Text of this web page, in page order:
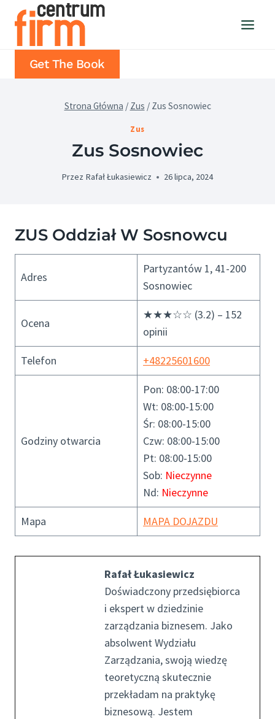
Przejdź
Get The Book
Strona Główna / Zus / Zus Sosnowiec
Zus
Zus Sosnowiec
Przez Rafał Łukasiewicz 26 lipca, 2024
ZUS Oddział W Sosnowcu
Adres
Partyzantów 1, 41-200
Sosnowiec
Ocena
★★★☆☆ (3.2) – 152
opinii
Telefon +48225601600
Godziny otwarcia
Pon: 08:00-17:00
Wt: 08:00-15:00
Śr: 08:00-15:00
Czw: 08:00-15:00
Pt: 08:00-15:00
Sob: Nieczynne
Nd: Nieczynne
Mapa MAPA DOJAZDU
Rafał Łukasiewicz
Doświadczony przedsiębiorca
i ekspert w dziedzinie
zarządzania biznesem. Jako
absolwent Wydziału
Zarządzania, swoją wiedzę
teoretyczną skutecznie
przekładam na praktykę
biznesową. Jestem